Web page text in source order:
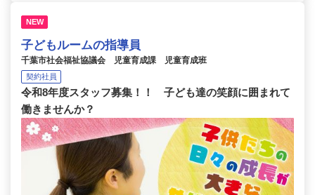
NEW
子どもルームの指導員
千葉市社会福祉協議会 児童育成課 児童育成班
契約社員
令和8年度スタッフ募集！！ 子ども達の笑顔に囲まれて
働きませんか？